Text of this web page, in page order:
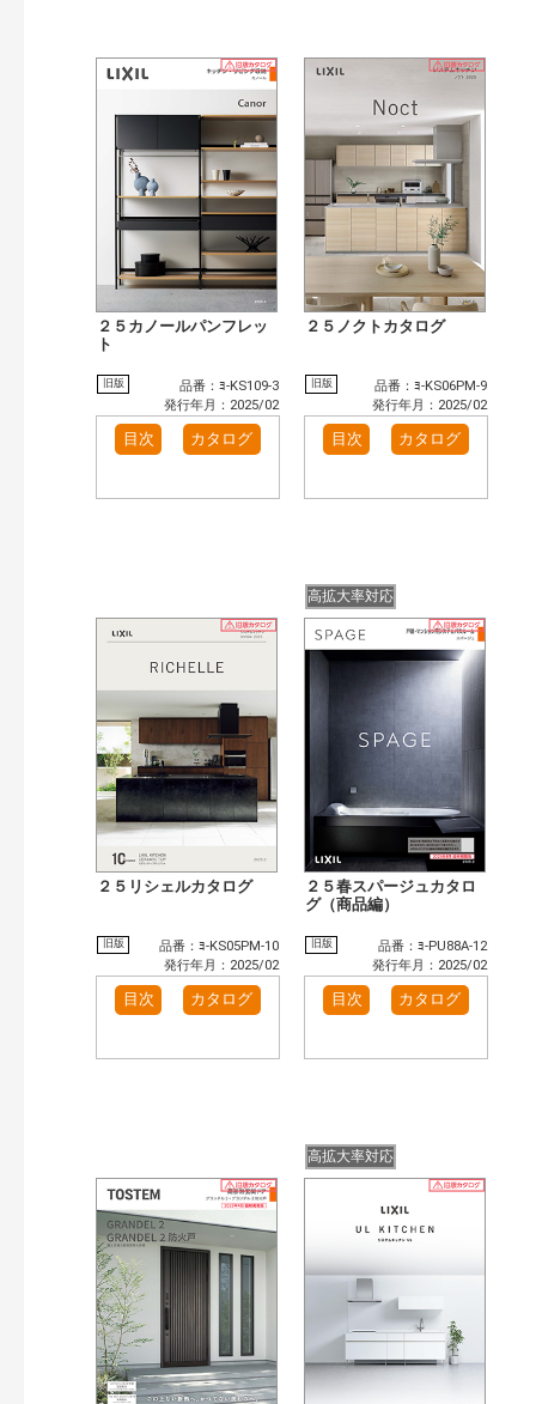
２５カノールパンフレッ
ト
旧版
品番：ﾖ-KS109-3
発行年月：2025/02
目次 カタログ
２５ノクトカタログ
旧版
品番：ﾖ-KS06PM-9
発行年月：2025/02
目次 カタログ
２５リシェルカタログ
旧版
品番：ﾖ-KS05PM-10
発行年月：2025/02
目次 カタログ
高拡大率対応
２５春スパージュカタロ
グ（商品編）
旧版
品番：ﾖ-PU88A-12
発行年月：2025/02
目次 カタログ
高拡大率対応